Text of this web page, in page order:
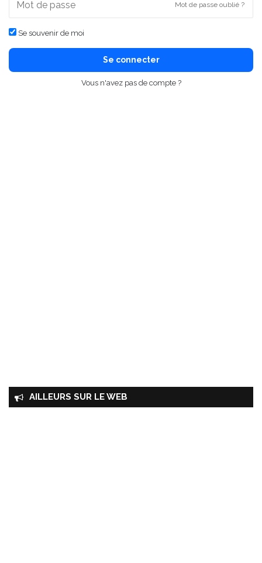
Mot de passe oublié ?
Se souvenir de moi
Se connecter
Vous n'avez pas de compte ?
AILLEURS SUR LE WEB